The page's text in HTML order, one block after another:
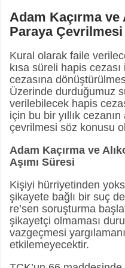
Adam Kaçırma
Paraya Çevrilmesi
Kural olarak faile
kısa süreli hapis
cezasına
Üzerinde durduğumuz
verilebilecek hapis
için bu bir yıllık
çevrilmesi söz konusu
Adam Kaçırma ve
Aşımı Süresi
Kişiyi hürriyetinden
şikayete bağlı bir suç
re’sen soruşturma
şikayetçi olmaması
vazgeçmesi
etkilemeyecektir.